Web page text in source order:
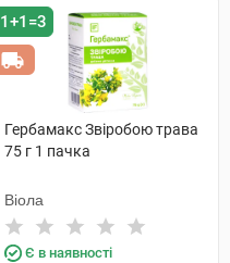
1+1=3
Гербамакс Звіробою трава
75 г 1 пачка
Віола
Є в наявності